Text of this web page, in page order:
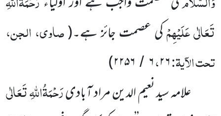
تَعَالٰی عَلَیْہِمْکی عصمت جائز ہے۔(صاوی، الجن،
تحت الآیۃ:۲۶،۶ / ۲۲۵۶)
علامہ سید نعیم الدین مراد آبادیرَحْمَۃُاللّٰہِ تَعَالٰی